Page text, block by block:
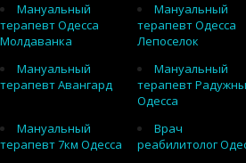
Мануальный
терапевт Одесса
Молдаванка
Мануальный
терапевт Одесса
Лепоселок
Мануальный
терапевт Авангард
Мануальный
терапевт
Одесса
Мануальный
терапевт 7км Одесса
Врач
реабилитолог